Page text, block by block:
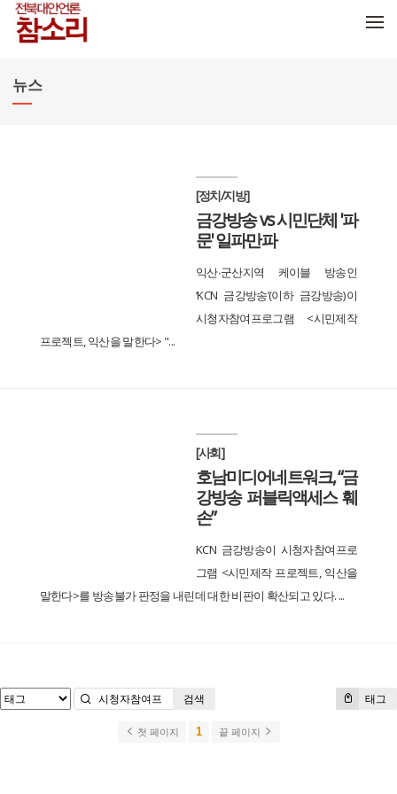
뉴스
[정치/지방]
금강방송 vs 시민단체 '파
문' 일파만파
익산∙군산지역 케이블 방송인
‘KCN 금강방송’(이하 금강방송)이
시청자참여프로그램 <시민제작
프로젝트, 익산을 말한다> "...
[사회]
호남미디어네트워크, “금
강방송 퍼블릭액세스 훼
손”
KCN 금강방송이 시청자참여프로
그램 <시민제작 프로젝트, 익산을
말한다>를 방송불가 판정을 내린데 대한 비판이 확산되고 있다. ...
태그
검색
첫 페이지 1 끝 페이지